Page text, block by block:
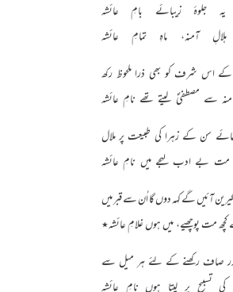
یہ جلوۂ زیبائے بامِ عائشہ
آمنہ، ماہِ تمامِ عائشہ
کے اس شرف کو بھی ذرا ملحوظ رکھ
سے مصطفیؐ لیتے تھے نامِ عائشہ
سن کے زہرا کی طبیعت پر ملال
مت بے ادب لہجے میں نامِ عائشہ
آئیں گے کہہ دوں گا اُن سے قبر میں
مت پوچھیے، میں ہوں غلامِ عائشہ٭
صاف رکھنے کے لئے ہر میل سے